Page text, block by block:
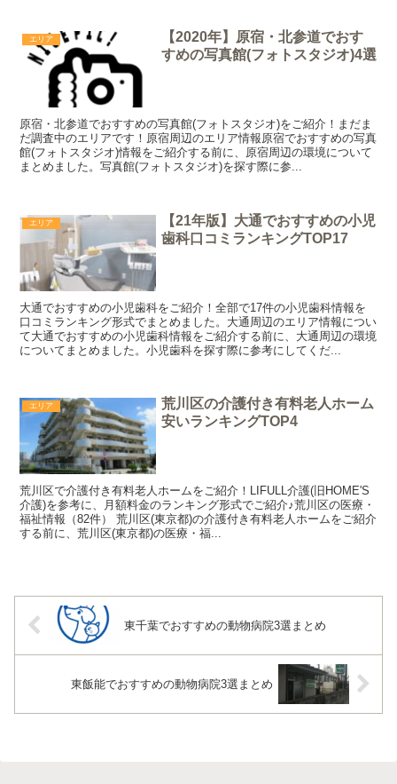
エリア
【2020年】原宿・北参道でおす
すめの写真館(フォトスタジオ)4選
原宿・北参道でおすすめの写真館(フォトスタジオ)をご紹介！まだま
だ調査中のエリアです！原宿周辺のエリア情報原宿でおすすめの写真
館(フォトスタジオ)情報をご紹介する前に、原宿周辺の環境について
まとめました。写真館(フォトスタジオ)を探す際に参...
エリア
【21年版】大通でおすすめの小児
歯科口コミランキングTOP17
大通でおすすめの小児歯科をご紹介！全部で17件の小児歯科情報を
口コミランキング形式でまとめました。大通周辺のエリア情報につい
て大通でおすすめの小児歯科情報をご紹介する前に、大通周辺の環境
についてまとめました。小児歯科を探す際に参考にしてくだ...
エリア
荒川区の介護付き有料老人ホーム
安いランキングTOP4
荒川区で介護付き有料老人ホームをご紹介！LIFULL介護(旧HOME'S
介護)を参考に、月額料金のランキング形式でご紹介♪荒川区の医療・
福祉情報（82件） 荒川区(東京都)の介護付き有料老人ホームをご紹介
する前に、荒川区(東京都)の医療・福...
東千葉でおすすめの動物病院3選まとめ
東飯能でおすすめの動物病院3選まとめ